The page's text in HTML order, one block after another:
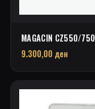
MAGACIN CZ550/750
9.300,00 ден